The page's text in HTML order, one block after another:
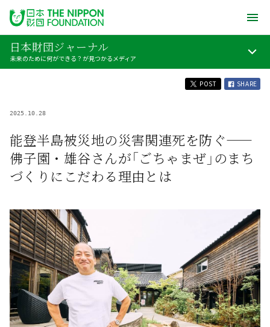
日本財団ジャーナル
未来のために何ができる？が見つかるメディア
POST SHARE
2025.10.28
能登半島被災地の災害関連死を防ぐ——
佛子園・雄谷さんが「ごちゃまぜ」のまち
づくりにこだわる理由とは